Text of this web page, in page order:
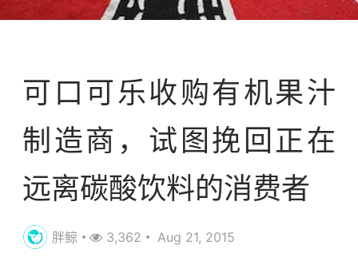
可口可乐收购有机果汁
制造商，试图挽回正在
远离碳酸饮料的消费者
胖鲸 3,362 Aug 21, 2015